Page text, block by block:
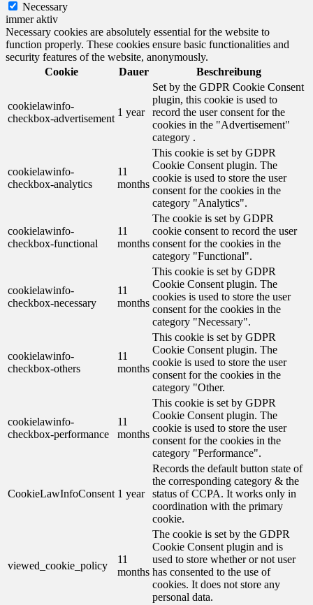
Necessary
immer aktiv
Necessary cookies are absolutely essential for the website to
function properly. These cookies ensure basic functionalities and
security features of the website, anonymously.
Cookie
Dauer Beschreibung
cookielawinfo-
checkbox-advertisement
1 year
Set by the GDPR Cookie Consent
plugin, this cookie is used to
record the user consent for the
cookies in the "Advertisement"
category .
cookielawinfo-
checkbox-analytics
11
months
This cookie is set by GDPR
Cookie Consent plugin. The
cookie is used to store the user
consent for the cookies in the
category "Analytics".
cookielawinfo-
checkbox-functional
11
months
The cookie is set by GDPR
cookie consent to record the user
consent for the cookies in the
category "Functional".
cookielawinfo-
checkbox-necessary
11
months
This cookie is set by GDPR
Cookie Consent plugin. The
cookies is used to store the user
consent for the cookies in the
category "Necessary".
cookielawinfo-
checkbox-others
11
months
This cookie is set by GDPR
Cookie Consent plugin. The
cookie is used to store the user
consent for the cookies in the
category "Other.
cookielawinfo-
checkbox-performance
11
months
This cookie is set by GDPR
Cookie Consent plugin. The
cookie is used to store the user
consent for the cookies in the
category "Performance".
CookieLawInfoConsent 1 year
Records the default button state of
the corresponding category & the
status of CCPA. It works only in
coordination with the primary
cookie.
viewed_cookie_policy
11
months
The cookie is set by the GDPR
Cookie Consent plugin and is
used to store whether or not user
has consented to the use of
cookies. It does not store any
personal data.